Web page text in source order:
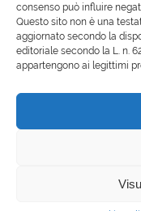
consenso può influire
Questo sito non è una
aggiornato secondo la
editoriale secondo la L. n.
appartengono ai legittimi
Tech
tecnologia
travel
Uncategorized
wedding